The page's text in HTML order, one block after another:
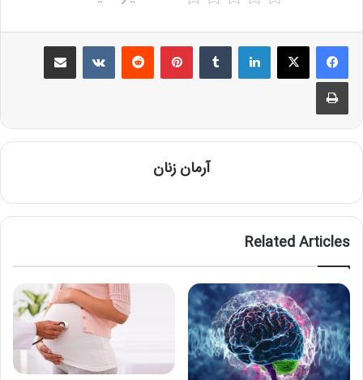
LinkedIn
Tumblr
Pinterest
Reddit
VKontakte
Share via Email
Print
آرمان زنان
Related Articles